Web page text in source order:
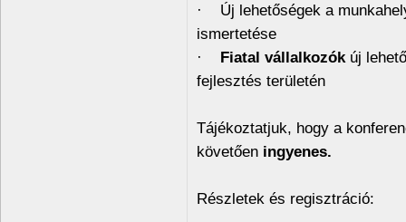
· Új lehetőségek a
ismertetése
·
Fiatal vállalkozókúj
fejlesztés területén
Tájékoztatjuk, hogy a
követően ingyenes.
Részletek és regisztráció: